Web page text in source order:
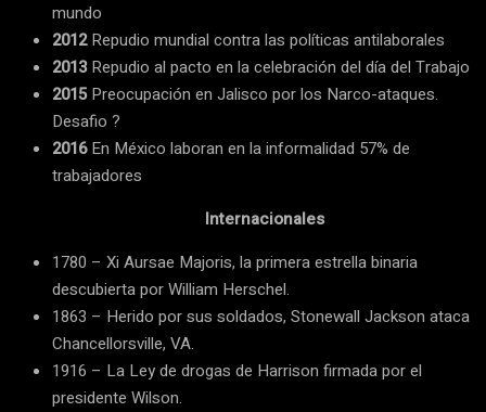
mundo
2012Repudio mundial contra las políticas antilaborales
2013Repudio al pacto en la celebración del día del Trabajo
2015Preocupación en Jalisco por los Narco-ataques.
Desafio ?
2016En México laboran en la informalidad 57% de
trabajadores
Internacionales
1780 – Xi Aursae Majoris, la primera estrella binaria
descubierta por William Herschel.
1863 – Herido por sus soldados, Stonewall Jackson ataca
Chancellorsville, VA.
1916 – La Ley de drogas de Harrison firmada por el
presidente Wilson.